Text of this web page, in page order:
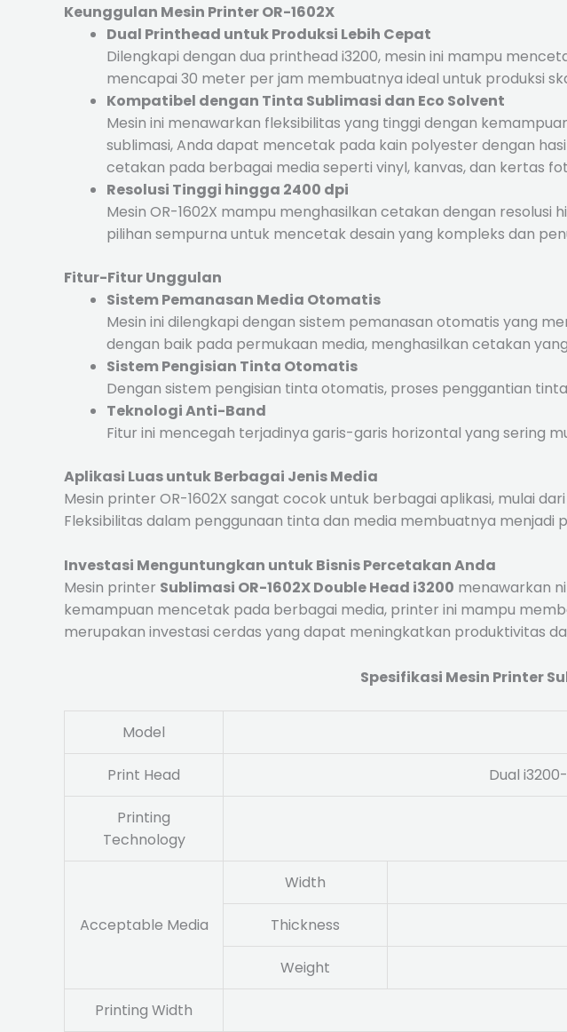
Keunggulan Mesin Printer OR-1602X
Dual Printhead untuk Produksi Lebih Cepat
Dilengkapi dengan dua printhead i3200, mesin ini mampu
mencapai 30 meter per jam membuatnya ideal untuk produksi
Kompatibel dengan Tinta Sublimasi dan Eco Solvent
Mesin ini menawarkan fleksibilitas yang tinggi dengan
sublimasi, Anda dapat mencetak pada kain polyester dengan
cetakan pada berbagai media seperti vinyl, kanvas, dan kertas
Resolusi Tinggi hingga 2400 dpi
Mesin OR-1602X mampu menghasilkan cetakan dengan
pilihan sempurna untuk mencetak desain yang kompleks dan
Fitur-Fitur Unggulan
Sistem Pemanasan Media Otomatis
Mesin ini dilengkapi dengan sistem pemanasan otomatis yang
dengan baik pada permukaan media, menghasilkan cetakan
Sistem Pengisian Tinta Otomatis
Dengan sistem pengisian tinta otomatis, proses penggantian
Teknologi Anti-Band
Fitur ini mencegah terjadinya garis-garis horizontal yang sering
Aplikasi Luas untuk Berbagai Jenis Media
Mesin printer OR-1602X sangat cocok untuk berbagai aplikasi, mulai
Fleksibilitas dalam penggunaan tinta dan media membuatnya menjadi
Investasi Menguntungkan untuk Bisnis Percetakan Anda
Mesin printer Sublimasi OR-1602X Double Head i3200 menawarkan
kemampuan mencetak pada berbagai media, printer ini mampu
merupakan investasi cerdas yang dapat meningkatkan produktivitas
Spesifikasi Mesin Printer
Model
Print Head Dual
Printing
Technology
Acceptable Media
Width
Thickness
Weight
Printing Width